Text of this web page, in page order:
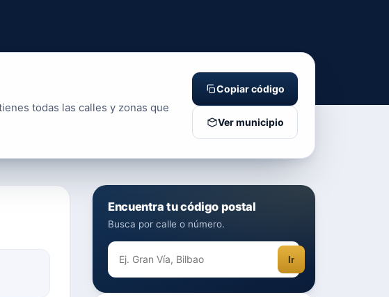
todas las calles y zonas que
Copiar código
Ver municipio
Encuentra tu código postal
Busca por calle o número.
Ir